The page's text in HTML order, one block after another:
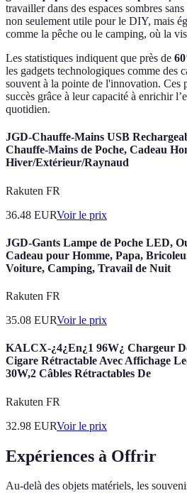
travailler dans des espaces sombres
non seulement utile pour le DIY, mais
comme la pêche ou le camping, où la
Les statistiques indiquent que près de
les gadgets technologiques comme des
souvent à la pointe de l'innovation. Ces
succès grâce à leur capacité à enrichir
quotidien.
JGD-Chauffe-Mains USB
Chauffe-Mains de Poche, Cadeau
Hiver/Extérieur/Raynaud
Rakuten FR
36.48 EURVoir le prix
JGD-Gants Lampe de Poche LED,
Cadeau pour Homme, Papa,
Voiture, Camping, Travail de Nuit
Rakuten FR
35.08 EURVoir le prix
KALCX-¿4¿En¿1 96W¿ Chargeur
Cigare Rétractable Avec Affichage
30W,2 Câbles Rétractables De
Rakuten FR
32.98 EURVoir le prix
Expériences à Offrir
Au-delà des objets matériels, les